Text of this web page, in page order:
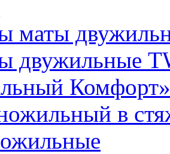
маты
двужильные
Комфорт»
в